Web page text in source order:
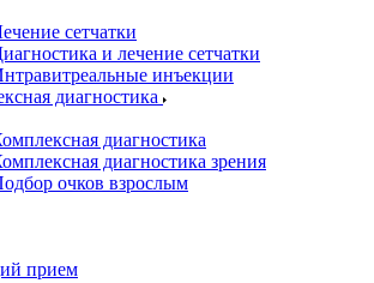
сетчатки
и лечение сетчатки
инъекции
диагностика
диагностика
диагностика зрения
очков взрослым
прием